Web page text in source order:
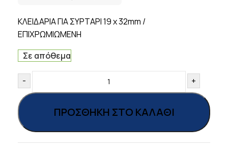
ΚΛΕΙΔΑΡΙΑ ΓΙΑ ΣΥΡΤΑΡΙ 19 x 32mm /
ΕΠΙΧΡΩΜΙΩΜΕΝΗ
Σε απόθεμα
- +
ΠΡΟΣΘΉΚΗ ΣΤΟ ΚΑΛΆΘΙ